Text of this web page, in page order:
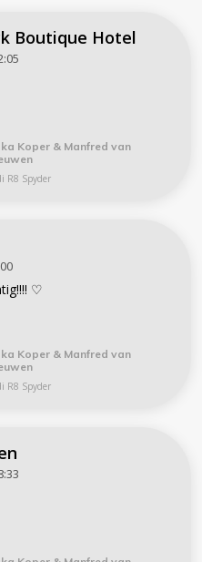
Boutique Hotel
Koper & Manfred van
R8 Spyder
♡
Koper & Manfred van
R8 Spyder